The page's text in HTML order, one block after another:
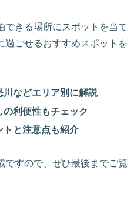
できる場所にスポットを当て
過ごせるおすすめスポットを
などエリア別に解説
の利便性もチェック
トと注意点も紹介
ですので、ぜひ最後までご覧